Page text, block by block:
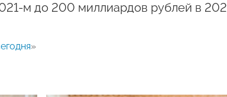
м до 200 миллиардов рублей в
»